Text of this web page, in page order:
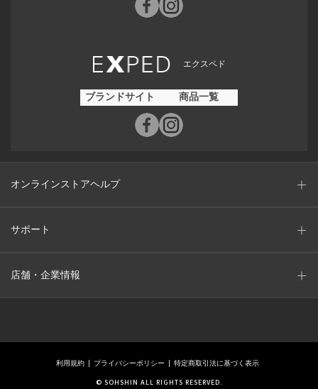
エクスペド
ブランドサイト 商品一覧
オンラインストアヘルプ
サポート
店舗・企業情報
利用規約 プライバシーポリシー
特定商取引法に基づく表示
© SOHSHIN ALL RIGHTS RESERVED.